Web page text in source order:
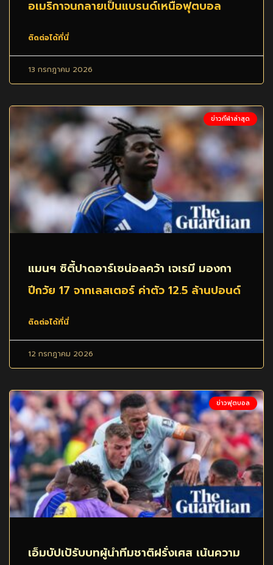
อเมริกาจนกลายเป็นแบรนด์เหนือฟุตบอล
ติดต่อได้ที่นี่
13 กรกฎาคม 2026
ข่าวกีฬาล่าสุด
แมนฯ ซิตี้ปาดอาร์เซน่อลคว้า เจเรมี มองกา
ปีกวัย 17 จากเลสเตอร์ ค่าตัว 12.5 ล้านปอนด์
ติดต่อได้ที่นี่
12 กรกฎาคม 2026
ข่าวฟุตบอล
เอ็มบัปเป้รับบทผู้นำทีมชาติฝรั่งเศส เน้นความ